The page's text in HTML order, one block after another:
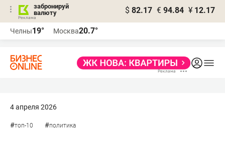
забронируй
валюту
$ 82.17 € 94.84 ¥ 12.17
Челны19° Москва20.7°
4 апреля 2026
#топ-10 #политика